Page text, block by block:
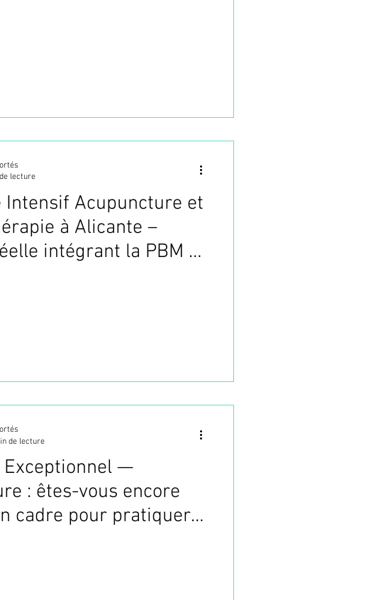
Intensif Acupuncture et
à Alicante –
intégrant la PBM et
lecture
Exceptionnel —
: êtes-vous encore
cadre pour pratiquer
de lecture